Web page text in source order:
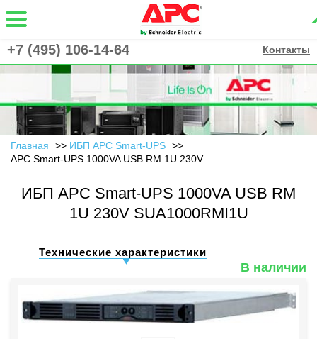
+7 (495) 106-14-64 Контакты
Главная
ИБП APC Smart-UPS
APC Smart-UPS 1000VA USB RM 1U 230V
ИБП APC Smart-UPS 1000VA USB RM
1U 230V SUA1000RMI1U
Технические характеристики
В наличии